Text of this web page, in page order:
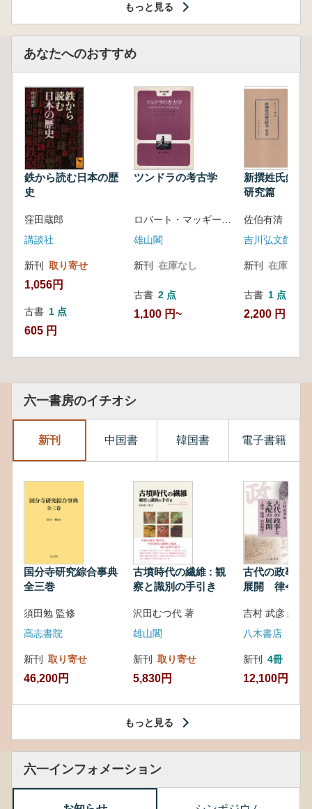
もっと見る
あなたへのおすすめ
鉄から読む日本の歴
史
窪田蔵郎
講談社
新刊 取り寄せ
1,056円
古書 1 点
605 円
ツンドラの考古学
雄山閣
新刊 在庫なし
古書 2 点
1,100 円~
新撰姓氏録
研究篇
佐伯有清 著
吉川弘文館
新刊 在庫なし
古書 1 点
2,200 円
六一書房のイチオシ
新刊 中国書 韓国書 電子書籍
国分寺研究綜合事典
全三巻
須田勉 監修
高志書院
新刊 取り寄せ
46,200円
古墳時代の繊維 : 観
察と識別の手引き
沢田むつ代 著
雄山閣
新刊 取り寄せ
5,830円
古代の政事と
展開 律令・
吉村 武彦 編集
八木書店
新刊 4冊
12,100円
もっと見る
六一インフォメーション